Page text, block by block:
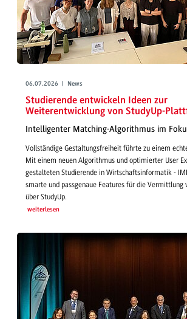
06.07.2026 | News
Studierende entwickeln Ideen zur
Weiterentwicklung von StudyUp-
Intelligenter Matching-Algorithmus im
Vollständige Gestaltungsfreiheit führte zu einem
Mit einem neuen Algorithmus und optimierter User
gestalteten Studierende in Wirtschaftsinformatik -
smarte und passgenaue Features für die Vermittlung
über StudyUp.
weiterlesen